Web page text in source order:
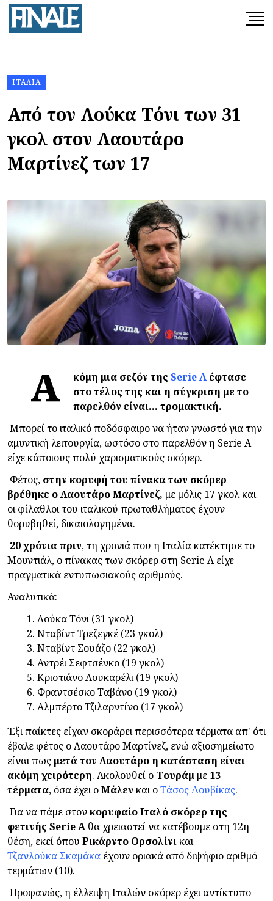
ΙΤΑΛΊΑ
Από τον Λούκα Τόνι των 31
γκολ στον Λαουτάρο
Μαρτίνεζ των 17
Α κόμη μια σεζόν της Serie A έφτασε
στο τέλος της και η σύγκριση με το
παρελθόν είναι... τρομακτική.
Μπορεί το ιταλικό ποδόσφαιρο να ήταν γνωστό για την
αμυντική λειτουργία, ωστόσο στο παρελθόν η Serie A
είχε κάποιους πολύ χαρισματικούς σκόρερ.
Φέτος, στην κορυφή του πίνακα των σκόρερ
βρέθηκε ο Λαουτάρο Μαρτίνεζ, με μόλις 17 γκολ και
οι φίλαθλοι του ιταλικού πρωταθλήματος έχουν
θορυβηθεί, δικαιολογημένα.
20 χρόνια πριν, τη χρονιά που η Ιταλία κατέκτησε το
Μουντιάλ, ο πίνακας των σκόρερ στη Serie A είχε
πραγματικά εντυπωσιακούς αριθμούς.
Αναλυτικά:
1. Λούκα Τόνι (31 γκολ)
2. Νταβίντ Τρεζεγκέ (23 γκολ)
3. Νταβίντ Σουάζο (22 γκολ)
4. Αντρέι Σεφτσένκο (19 γκολ)
5. Κριστιάνο Λουκαρέλι (19 γκολ)
6. Φραντσέσκο Ταβάνο (19 γκολ)
7. Αλμπέρτο Τζιλαρντίνο (17 γκολ)
Έξι παίκτες είχαν σκοράρει περισσότερα τέρματα απ' ότι
έβαλε φέτος ο Λαουτάρο Μαρτίνεζ, ενώ αξιοσημείωτο
είναι πως μετά τον Λαουτάρο η κατάσταση είναι
ακόμη χειρότερη. Ακολουθεί ο Τουράμ με 13
τέρματα, όσα έχει οΜάλεν και οΤάσος Δουβίκας.
Για να πάμε στον κορυφαίο Ιταλό σκόρερ της
φετινής Serie A θα χρειαστεί να κατέβουμε στη 12η
θέση, εκεί όπου Ρικάρντο Ορσολίνι και
Τζανλούκα Σκαμάκα έχουν οριακά από διψήφιο αριθμό
τερμάτων (10).
Προφανώς, η έλλειψη Ιταλών σκόρερ έχει αντίκτυπο